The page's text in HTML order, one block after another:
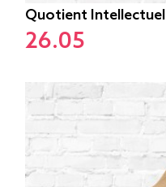
Quotient Intellectuel
26.05